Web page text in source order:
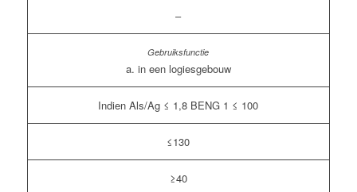
–
a. in een logiesgebouw
Indien Als/Ag ≤ 1,8 BENG 1 ≤ 100
≤130
≥40